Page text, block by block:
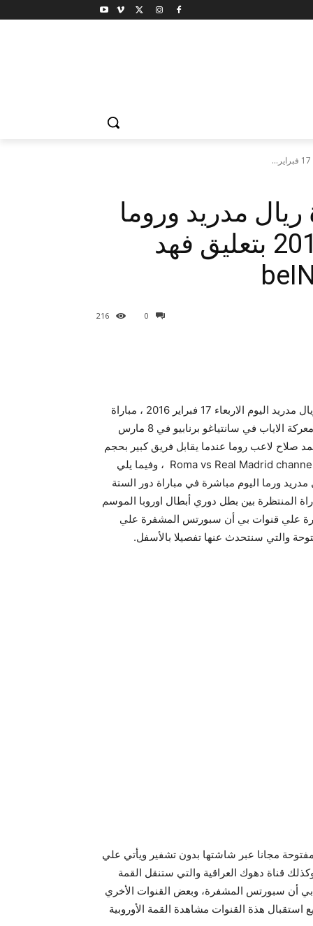
مدريد وروما
اليوم الاربعاء 17 فبراير 2016 بتعليق فهد
0
216
مباراة كبيرة ينتظرها عشاق الكرة الاسبانية , ومتابعي مباريات ريال مدريد اليوم الاربعاء 17 فبراير 2016 ، مباراة
منتظرة من الفريقين بحثا عن الفوز في لقاء الذهاب قبل خوض معركة الاياب في سانتياغو برنابيو في 8 مارس
صلاح لاعب روما عندما يقابل فريق كبير بحجم
الملكي ريال مدريد، Roma vs Real Madrid channels broadcast Champions League 2016 ، وفيما يلي
ورما اليوم مباشرة في مباراة دور الستة
ستنقل المباراة المنتظرة بين بطل دوري أبطال اوروبا الموسم
علي قنوات بي أن سبورتس المشفرة علي
والتي سنتحدث عنها تفصيلا بالأسفل.
مجانا عبر شاشتها بدون تشفير ويأتي علي
قناة دهوك العراقية والتي ستنقل القمة
بي أن سبورتس المشفرة، وبعض القنوات الأخري
هذة القنوات مشاهدة القمة الأوروبية